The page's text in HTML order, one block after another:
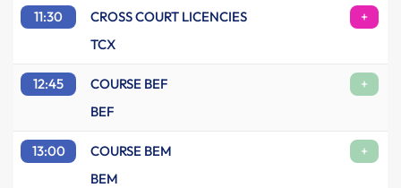
11:30 CROSS COURT LICENCIES
+
TCX
12:45 COURSE BEF
+
BEF
13:00 COURSE BEM
+
BEM